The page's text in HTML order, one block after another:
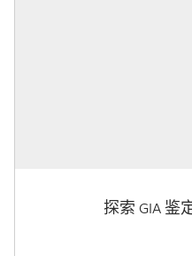
探索 GIA 鉴